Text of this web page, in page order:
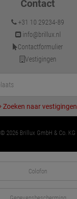
Contact
+31 10 29234-89
info@brillux.nl
Contactformulier
Vestigingen
Zoeken naar vestigingen
© 2026 Brillux GmbH & Co. KG
Colofon